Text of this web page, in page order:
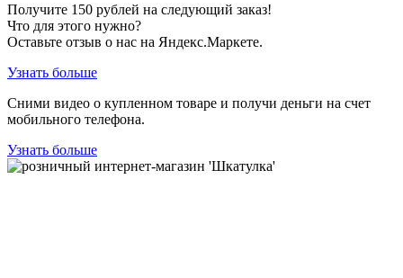
Получите 150 рублей на следующий заказ!
Что для этого нужно?
Оставьте отзыв о нас на Яндекс.Маркете.
Узнать больше
Сними видео о купленном товаре и получи деньги на счет
мобильного телефона.
Узнать больше